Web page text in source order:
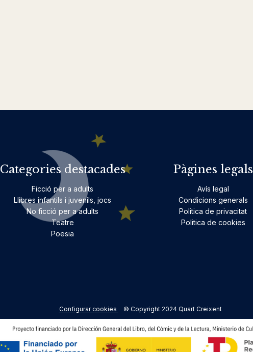
Categories destacades
Ficció per a adults
Llibres infantils i juvenils, jocs
No ficció per a adults
Teatre
Poesia
Pàgines legals
Avís legal
Condicions generals
Politica de privacitat
Politica de cookies
Configurar cookies © Copyright 2024 Quart Creixent